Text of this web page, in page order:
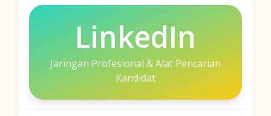
LinkedIn
Jaringan Profesional & Alat Pencarian
Kandidat